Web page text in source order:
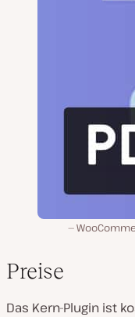
Preise
Das Kern-Plugin ist